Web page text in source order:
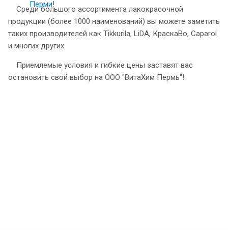
Среди большого ассортимента лакокрасочной
продукции (более 1000 наименований) вы можете заметить
таких производителей как Tikkurila, LiDA, КраскаВо, Caparol
и многих других.
Приемлемые условия и гибкие цены заставят вас
остановить свой выбор на ООО "ВитаХим Пермь"!